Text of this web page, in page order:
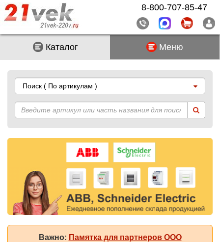
Каталог Меню
Поиск ( По артикулам )
Важно: Памятка для партнеров ООО
8-800-707-85-47